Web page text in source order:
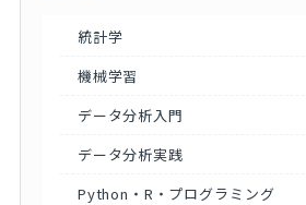
統計学
機械学習
データ分析入門
データ分析実践
Python・R・プログラミング